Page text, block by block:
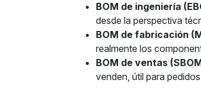
BOM de ingeniería
desde la perspectiva
BOM de fabricación
realmente los
BOM de ventas
venden, útil para